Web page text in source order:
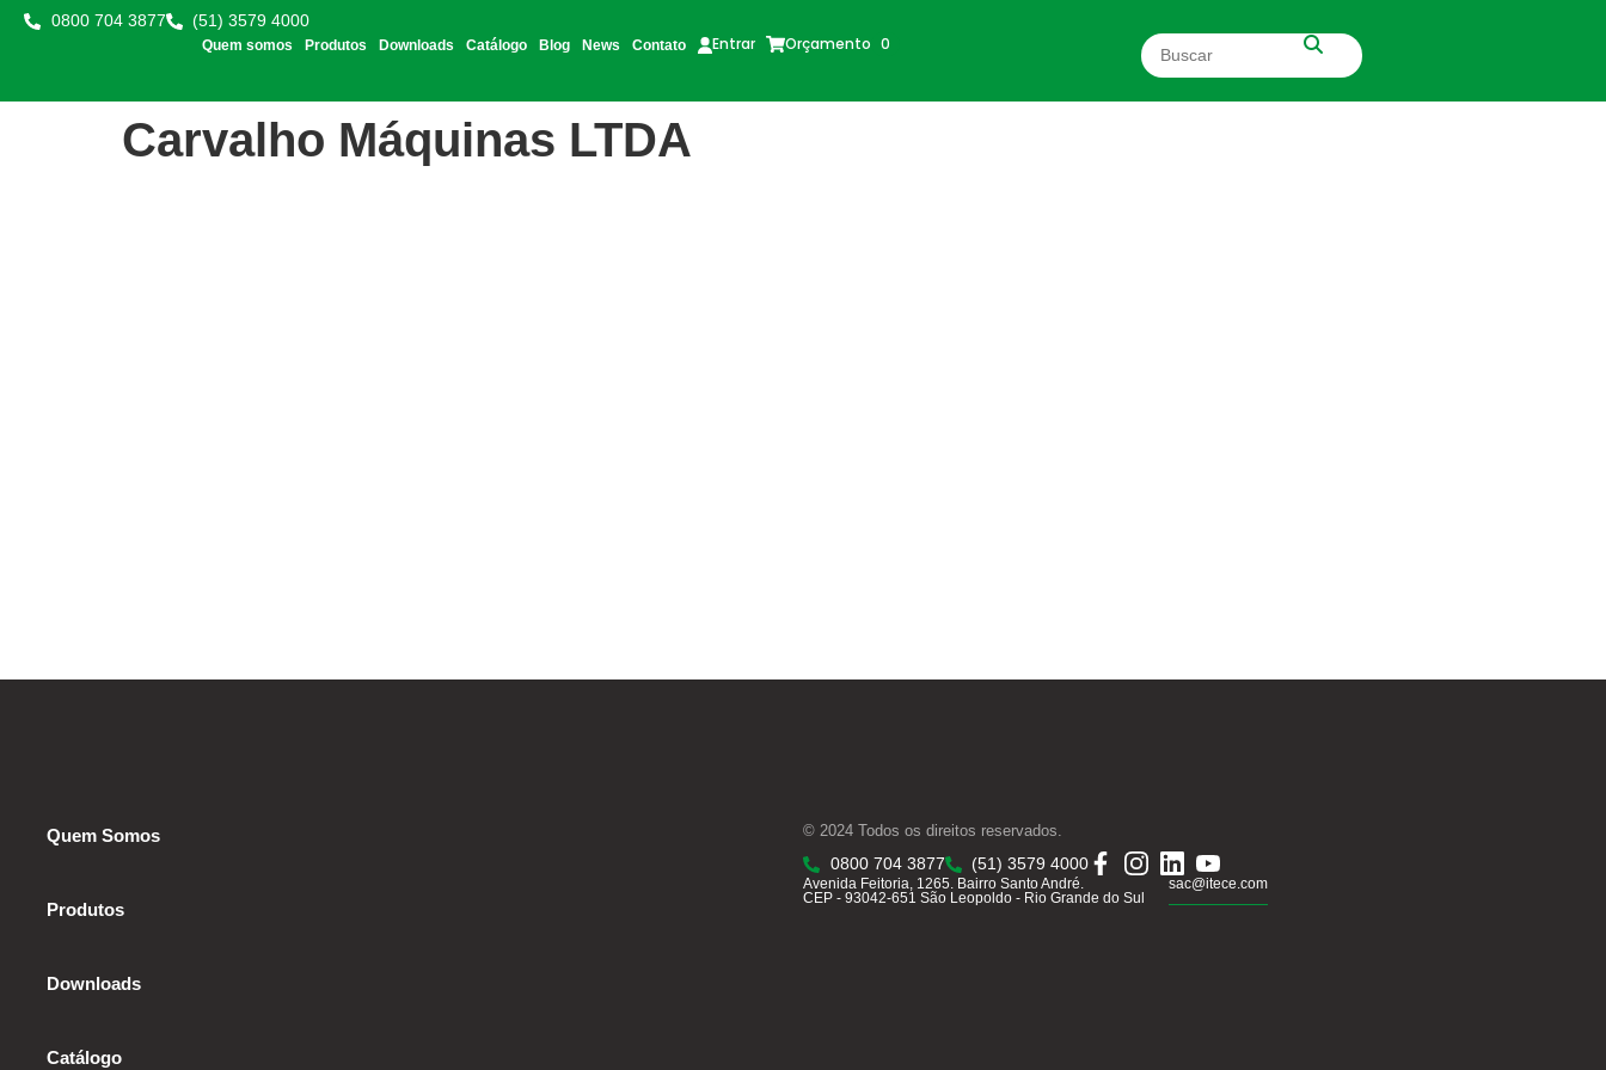
0800 704 3877 (51) 3579 4000
Quem somos Produtos Downloads Catálogo Blog News Contato Entrar Orçamento 0
Carvalho Máquinas LTDA
Quem Somos
Produtos
Downloads
Catálogo
© 2024 Todos os direitos reservados.
0800 704 3877 (51) 3579 4000
Avenida Feitoria, 1265. Bairro Santo André.
CEP - 93042-651 São Leopoldo - Rio Grande do Sul
sac@itece.com